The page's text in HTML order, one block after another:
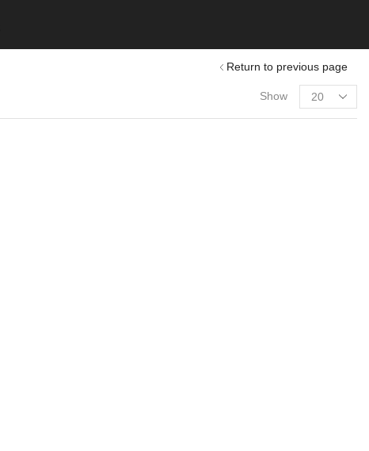
Return to previous page
Show